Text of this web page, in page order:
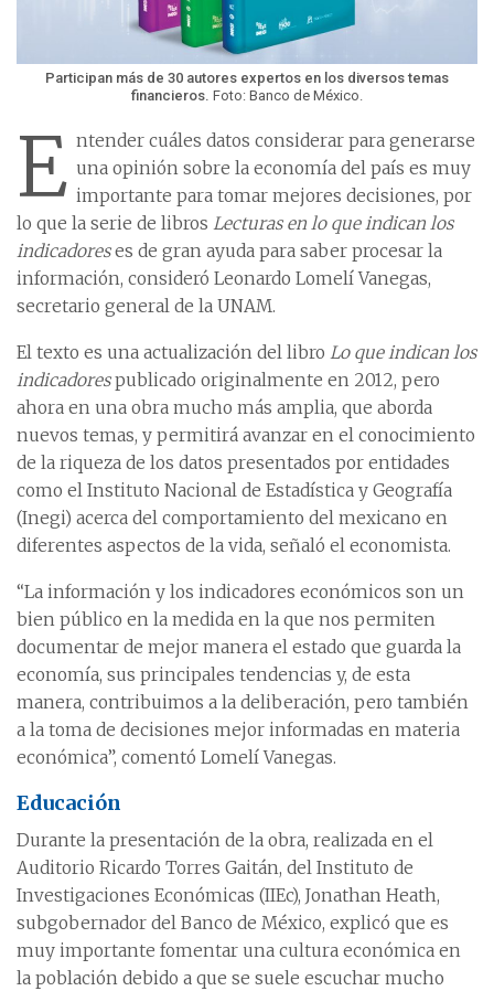
Participan más de 30 autores expertos en los diversos temas
financieros. Foto: Banco de México.
E ntender cuáles datos considerar para generarse
una opinión sobre la economía del país es muy
importante para tomar mejores decisiones, por
lo que la serie de libros Lecturas en lo que indican los
indicadoreses de gran ayuda para saber procesar la
información, consideró Leonardo Lomelí Vanegas,
secretario general de la UNAM.
El texto es una actualización del libro Lo que indican los
indicadorespublicado originalmente en 2012, pero
ahora en una obra mucho más amplia, que aborda
nuevos temas, y permitirá avanzar en el conocimiento
de la riqueza de los datos presentados por entidades
como el Instituto Nacional de Estadística y Geografía
(Inegi) acerca del comportamiento del mexicano en
diferentes aspectos de la vida, señaló el economista.
“La información y los indicadores económicos son un
bien público en la medida en la que nos permiten
documentar de mejor manera el estado que guarda la
economía, sus principales tendencias y, de esta
manera, contribuimos a la deliberación, pero también
a la toma de decisiones mejor informadas en materia
económica”, comentó Lomelí Vanegas.
Educación
Durante la presentación de la obra, realizada en el
Auditorio Ricardo Torres Gaitán, del Instituto de
Investigaciones Económicas (IIEc), Jonathan Heath,
subgobernador del Banco de México, explicó que es
muy importante fomentar una cultura económica en
la población debido a que se suele escuchar mucho